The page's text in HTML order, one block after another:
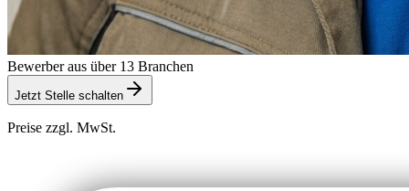
Bewerber aus über 13 Branchen
Jetzt Stelle schalten
Preise zzgl. MwSt.